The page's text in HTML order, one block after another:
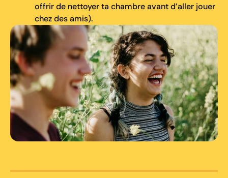
offrir de nettoyer ta chambre avant d’aller jouer
chez des amis).